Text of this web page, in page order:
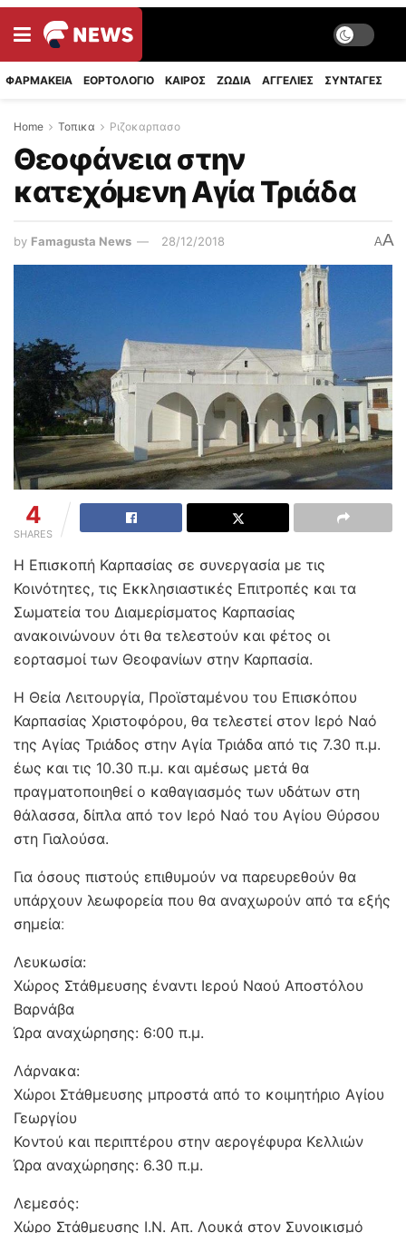
ΦΑΡΜΑΚΕΙΑ ΕΟΡΤΟΛΟΓΙΟ ΚΑΙΡΟΣ ΖΩΔΙΑ ΑΓΓΕΛΙΕΣ ΣΥΝΤΑΓΈΣ
Home Τοπικα Ριζοκαρπασο
Θεοφάνεια στην
κατεχόμενη Αγία Τριάδα
by Famagusta News 28/12/2018 AA
4
SHARES
Η Επισκοπή Καρπασίας σε συνεργασία με τις
Κοινότητες, τις Εκκλησιαστικές Επιτροπές και τα
Σωματεία του Διαμερίσματος Καρπασίας
ανακοινώνουν ότι θα τελεστούν και φέτος οι
εορτασμοί των Θεοφανίων στην Καρπασία.
Η Θεία Λειτουργία, Προϊσταμένου του Επισκόπου
Καρπασίας Χριστοφόρου, θα τελεστεί στον Ιερό Ναό
της Αγίας Τριάδος στην Αγία Τριάδα από τις 7.30 π.μ.
έως και τις 10.30 π.μ. και αμέσως μετά θα
πραγματοποιηθεί ο καθαγιασμός των υδάτων στη
θάλασσα, δίπλα από τον Ιερό Ναό του Αγίου Θύρσου
στη Γιαλούσα.
Για όσους πιστούς επιθυμούν να παρευρεθούν θα
υπάρχουν λεωφορεία που θα αναχωρούν από τα εξής
σημείαː
Λευκωσία:
Χώρος Στάθμευσης έναντι Ιερού Ναού Αποστόλου
Βαρνάβα
Ώρα αναχώρησης: 6:00 π.μ.
Λάρνακα:
Χώροι Στάθμευσης μπροστά από το κοιμητήριο Αγίου
Γεωργίου
Κοντού και περιπτέρου στην αερογέφυρα Κελλιών
Ώρα αναχώρησης: 6.30 π.μ.
Λεμεσός:
Χώρο Στάθμευσης Ι.Ν. Απ. Λουκά στον Συνοικισμό